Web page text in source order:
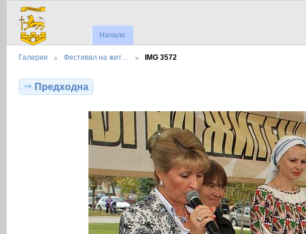
Начало
Галерия Фестивал на жит… IMG 3572
Предходна